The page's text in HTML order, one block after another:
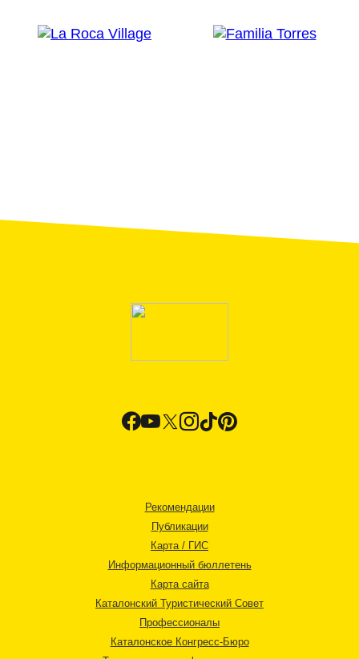
Рекомендации
Публикации
Карта / ГИС
Информационный бюллетень
Карта сайта
Каталонский Туристический Совет
Профессионалы
Каталонское Конгресс-Бюро